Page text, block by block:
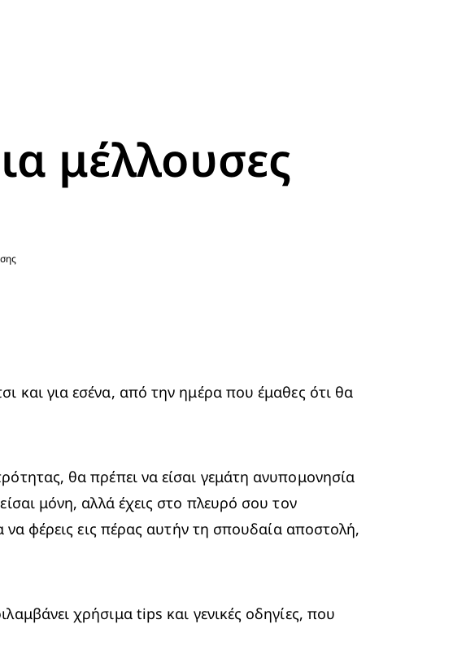
μέλλουσες
και για εσένα, από την ημέρα που έμαθες ότι θα
θα πρέπει να είσαι γεμάτη ανυπομονησία
μόνη, αλλά έχεις στο πλευρό σου τον
να φέρεις εις πέρας αυτήν τη σπουδαία αποστολή,
χρήσιμα tips και γενικές οδηγίες, που